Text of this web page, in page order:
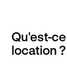
Qu'est-
location ?